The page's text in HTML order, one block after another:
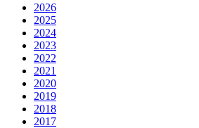
2026
2025
2024
2023
2022
2021
2020
2019
2018
2017